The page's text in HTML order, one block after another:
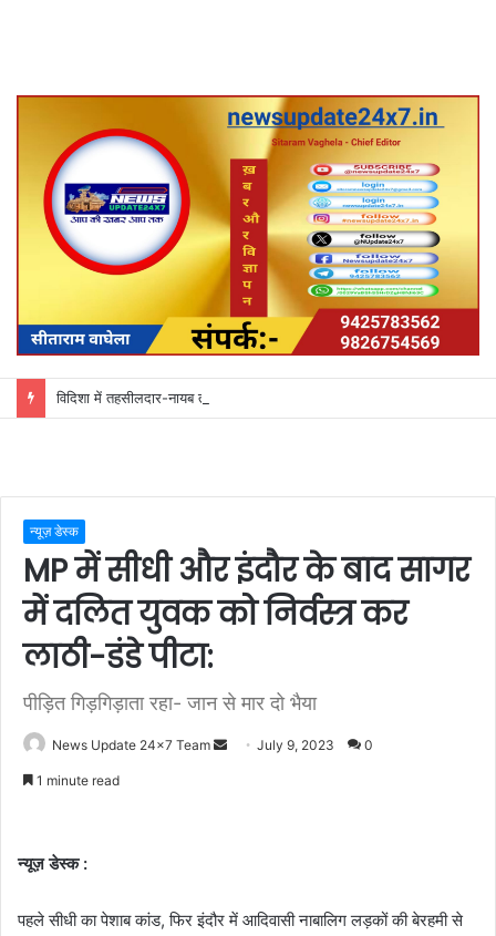
न्यूज़ डेस्क
MP में सीधी और इंदौर के बाद सागर
में दलित युवक को निर्वस्त्र कर
लाठी-डंडे पीटा:
पीड़ित गिड़गिड़ाता रहा- जान से मार दो भैया
News Update 24x7 Team
Send July 9, 2023 0
1 minute read
न्यूज़ डेस्क :
पहले सीधी का पेशाब कांड, फिर इंदौर में आदिवासी नाबालिग लड़कों की बेरहमी से